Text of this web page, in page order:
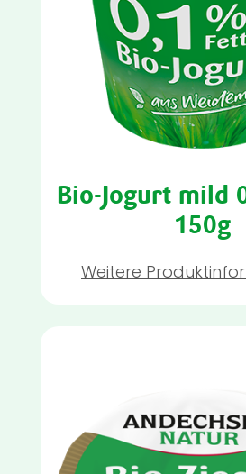
Bio-Jogurt mild
150g
Weitere